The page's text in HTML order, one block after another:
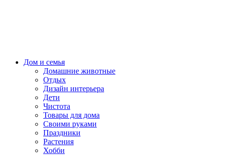
Дом и семья
Домашние животные
Отдых
Дизайн интерьера
Дети
Чистота
Товары для дома
Своими руками
Праздники
Растения
Хобби